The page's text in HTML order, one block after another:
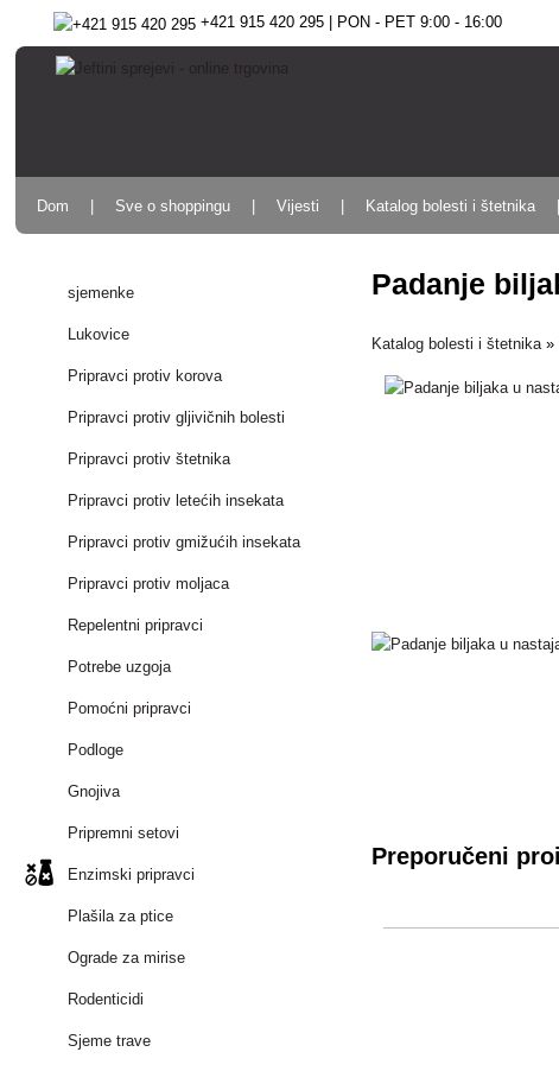
+421 915 420 295 | PON - PET 9:00 - 16:00
Dom Sve o shoppingu Vijesti Katalog bolesti i štetnika
sjemenke
Lukovice
Pripravci protiv korova
Pripravci protiv gljivičnih bolesti
Pripravci protiv štetnika
Pripravci protiv letećih insekata
Pripravci protiv gmižućih insekata
Pripravci protiv moljaca
Repelentni pripravci
Potrebe uzgoja
Pomoćni pripravci
Podloge
Gnojiva
Pripremni setovi
Enzimski pripravci
Plašila za ptice
Ograde za mirise
Rodenticidi
Sjeme trave
Padanje
Katalog bolesti i štetnika »
Preporučeni